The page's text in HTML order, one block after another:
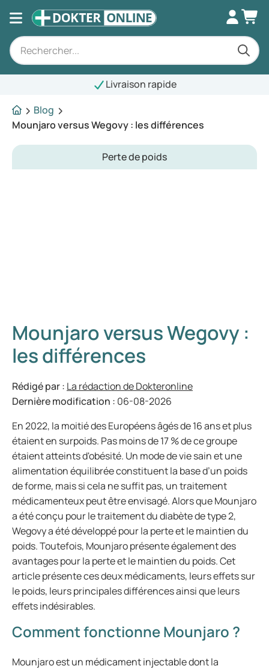
Livraison rapide
Blog
Mounjaro versus Wegovy : les différences
Perte de poids
Mounjaro versus Wegovy :
les différences
Rédigé par : La rédaction de Dokteronline
Dernière modification : 06-08-2026
En 2022, la moitié des Européens âgés de 16 ans et plus
étaient en surpoids. Pas moins de 17 % de ce groupe
étaient atteints d'obésité. Un mode de vie sain et une
alimentation équilibrée constituent la base d’un poids
de forme, mais si cela ne suffit pas, un traitement
médicamenteux peut être envisagé. Alors que Mounjaro
a été conçu pour le traitement du diabète de type 2,
Wegovy a été développé pour la perte et le maintien du
poids. Toutefois, Mounjaro présente également des
avantages pour la perte et le maintien du poids. Cet
article présente ces deux médicaments, leurs effets sur
le poids, leurs principales différences ainsi que leurs
effets indésirables.
Comment fonctionne Mounjaro ?
Mounjaro est un médicament injectable dont la